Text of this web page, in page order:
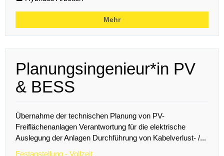
Mehr
Planungsingenieur*in PV
& BESS
Übernahme der technischen Planung von PV-
Freiflächenanlagen Verantwortung für die elektrische
Auslegung der Anlagen Durchführung von Kabelverlust- /...
Festanstellung - Vollzeit